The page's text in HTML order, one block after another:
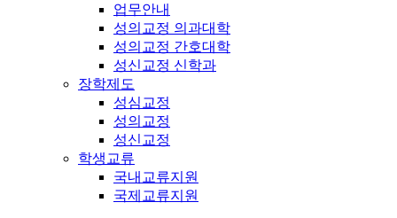
업무안내
성의교정 의과대학
성의교정 간호대학
성신교정 신학과
장학제도
성심교정
성의교정
성신교정
학생교류
국내교류지원
국제교류지원